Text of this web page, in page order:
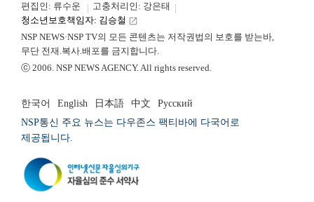
편집인: 류수운
고충처리인: 강은태
청소년보호책임자: 김승철 launch
NSP NEWS·NSP TV의 모든 콘텐츠는 저작권법의 보호를 받는바,
무단 전재.복사.배포를 금지합니다.
ⓒ 2006. NSP NEWS AGENCY. All rights reserved.
한국어 English 日本語 中文
Русский
NSP통신 주요 뉴스는 다우존스 팩티바에 다국어로
제공됩니다.